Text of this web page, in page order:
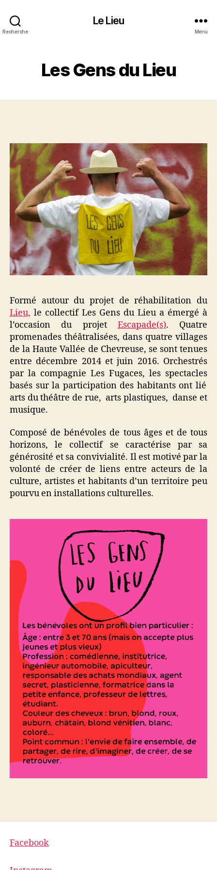
Recherche
Le Lieu
Menu
Les Gens du Lieu
Formé autour du projet de réhabilitation du
Lieu, le collectif Les Gens du Lieu a émergé à
l’occasion du projet Escapade(s). Quatre
promenades théâtralisées, dans quatre villages
de la Haute Vallée de Chevreuse, se sont tenues
entre décembre 2014 et juin 2016. Orchestrés
par la compagnie Les Fugaces, les spectacles
basés sur la participation des habitantsont lié
arts du théâtre de rue, arts plastiques, danse et
musique.
Composé de bénévoles de tous âges et de tous
horizons, le collectif se caractérise par sa
générosité et sa convivialité. Il est motivé par la
volonté de créer de liens entre acteurs de la
culture, artistes et habitants d’un territoire peu
pourvu en installations culturelles.
Facebook